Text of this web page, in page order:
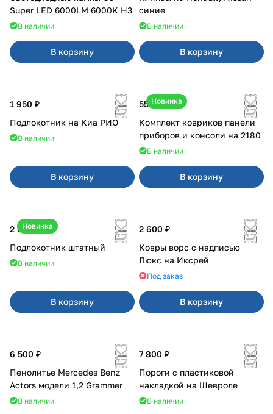
Super LED 6000LM 6000K H3
В наличии
В корзину
синие
В наличии
В корзину
1 950 ₽
Подлокотник на Киа РИО
В наличии
В корзину
Новинка
550 ₽
Комплект ковриков панели
приборов и консоли на 2180
В наличии
В корзину
Новинка
2 600 ₽
Подлокотник штатный
В наличии
В корзину
2 600 ₽
Ковры ворс с надписью
Люкс на Иксрей
Под заказ
В корзину
6 500 ₽
Пенолитье Mercedes Benz
Actors модели 1,2 Grammer
В наличии
7 800 ₽
Пороги с пластиковой
накладкой на Шевроле
В наличии